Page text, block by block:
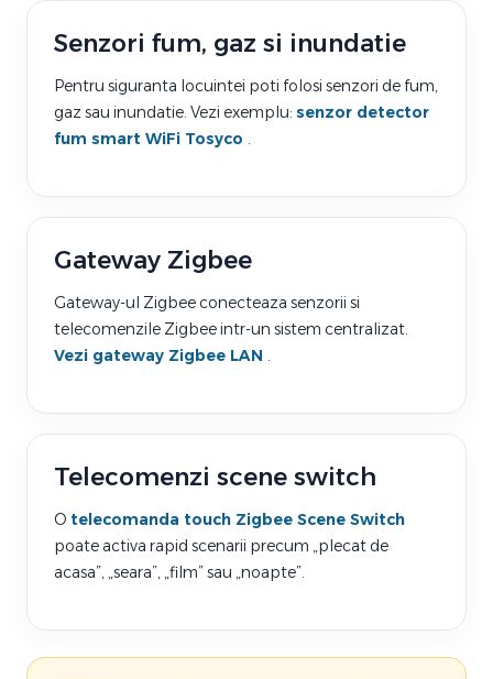
Senzori fum, gaz si inundatie
Pentru siguranta locuintei poti folosi senzori de fum,
gaz sau inundatie. Vezi exemplu: senzor detector
fum smart WiFi Tosyco .
Gateway Zigbee
Gateway-ul Zigbee conecteaza senzorii si
telecomenzile Zigbee intr-un sistem centralizat.
Vezi gateway Zigbee LAN .
Telecomenzi scene switch
O telecomanda touch Zigbee Scene Switch
poate activa rapid scenarii precum „plecat de
acasa”, „seara”, „film” sau „noapte”.